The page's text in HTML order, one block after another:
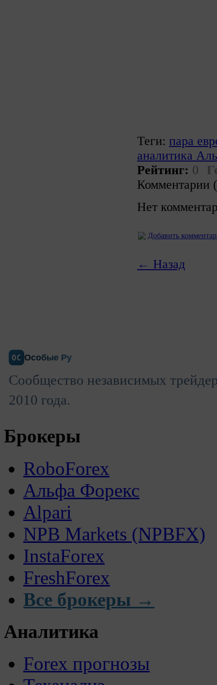
Теги: пара
аналитика
Рейтинг: 0
Комментарии
Нет
Добавить
← Назад
ОС Особые Ру
Сообщество независимых
2010 года.
Брокеры
RoboForex
Альфа Форекс
Alpari
NPB Markets (NPBFX)
InstaForex
FreshForex
Все брокеры →
Аналитика
Forex прогнозы